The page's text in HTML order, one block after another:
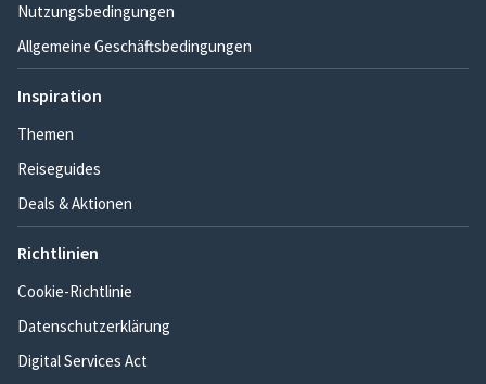
Nutzungsbedingungen
Allgemeine Geschäftsbedingungen
Inspiration
Themen
Reiseguides
Deals & Aktionen
Richtlinien
Cookie-Richtlinie
Datenschutzerklärung
Digital Services Act